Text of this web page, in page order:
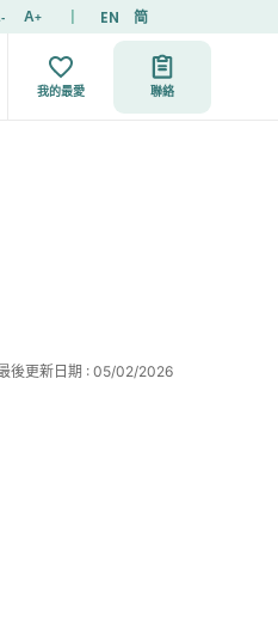
- A+ EN 简
我的最愛 聯絡
後更新日期 : 05/02/2026